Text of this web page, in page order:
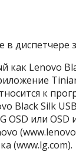
в диспетчере
как Lenovo
к
Black Silk
OSD или
(www.lg.com).